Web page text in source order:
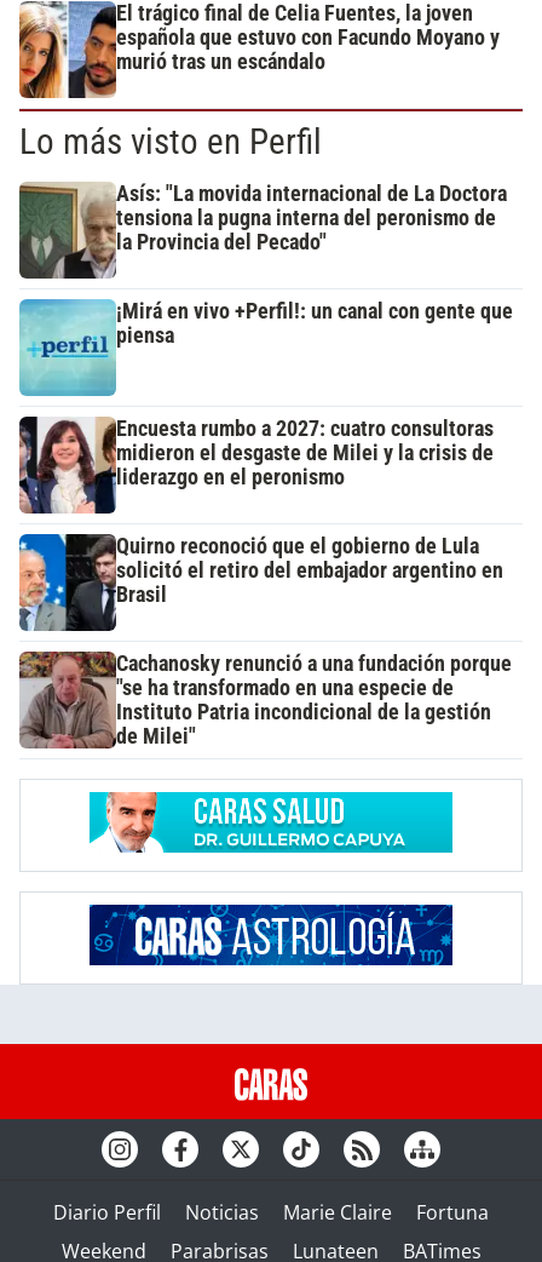
El trágico final de Celia Fuentes, la joven
española que estuvo con Facundo Moyano y
murió tras un escándalo
Lo más visto en Perfil
Asís: "La movida internacional de La Doctora
tensiona la pugna interna del peronismo de
la Provincia del Pecado"
¡Mirá en vivo +Perfil!: un canal con gente que
piensa
Encuesta rumbo a 2027: cuatro consultoras
midieron el desgaste de Milei y la crisis de
liderazgo en el peronismo
Quirno reconoció que el gobierno de Lula
solicitó el retiro del embajador argentino en
Brasil
Cachanosky renunció a una fundación porque
"se ha transformado en una especie de
Instituto Patria incondicional de la gestión
de Milei"
Diario Perfil Noticias Marie Claire
Fortuna
Weekend
Parabrisas Lunateen BATimes